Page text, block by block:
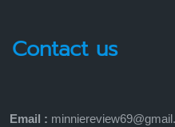
Contact us
Email :